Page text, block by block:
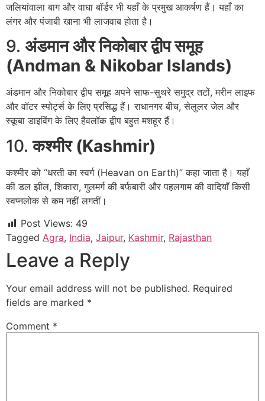
जलियांवाला बाग और वाघा बॉर्डर भी यहाँ के प्रमुख आकर्षण हैं। यहाँ का
लंगर और पंजाबी खाना भी लाजवाब होता है।
9. अंडमान और निकोबार द्वीप समूह
(Andman & Nikobar Islands)
अंडमान और निकोबार द्वीप समूह अपने साफ-सुथरे समुद्र तटों, मरीन लाइफ
और वॉटर स्पोर्ट्स के लिए प्रसिद्ध हैं। राधानगर बीच, सेलुलर जेल और
स्कूबा डाइविंग के लिए हैवलॉक द्वीप बहुत मशहूर हैं।
10.कश्मीर (Kashmir)
कश्मीर को “धरती का स्वर्ग (Heavan on Earth)” कहा जाता है। यहाँ
की डल झील, शिकारा, गुलमर्ग की बर्फबारी और पहलगाम की वादियाँ किसी
स्वप्नलोक से कम नहीं लगतीं।
Post Views: 49
Tagged Agra, India, Jaipur, Kashmir, Rajasthan
Leave a Reply
Your email address will not be published. Required
fields are marked *
Comment *